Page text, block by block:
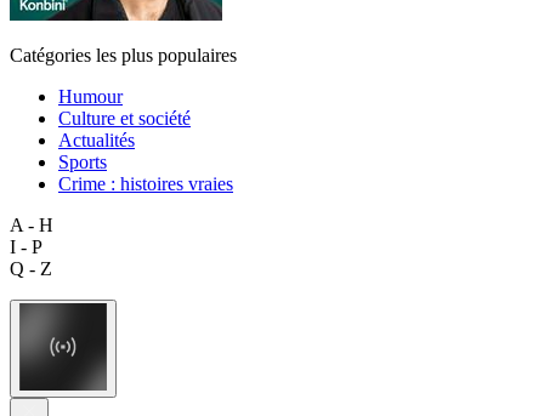
Catégories les plus populaires
Humour
Culture et société
Actualités
Sports
Crime : histoires vraies
A - H
I - P
Q - Z